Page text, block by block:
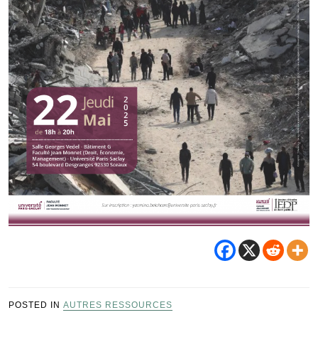
POSTED IN AUTRES RESSOURCES